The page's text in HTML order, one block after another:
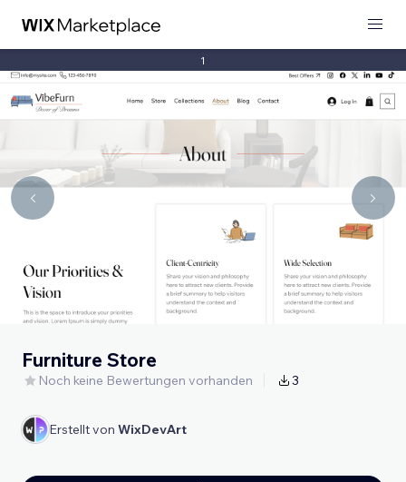
1
Furniture Store
Noch keine Bewertungen vorhanden 3
Erstellt von WixDevArt